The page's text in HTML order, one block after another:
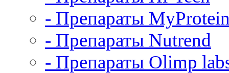
- Препараты
- Препараты Nutrend
- Препараты Olimp